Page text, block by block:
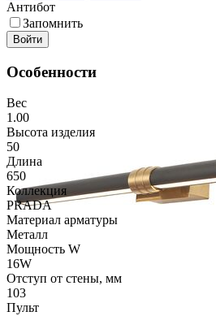
Антибот
Запомнить
Войти
Особенности
Вес
1.00
Высота изделия
50
Длина
650
Коллекция
PRADA
Материал арматуры
Металл
Мощность W
16W
Отступ от стены, мм
103
Пульт